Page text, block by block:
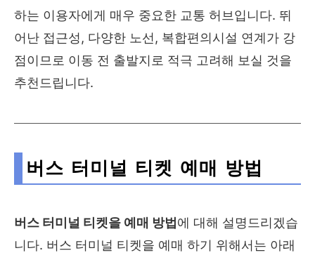
하는 이용자에게 매우 중요한 교통 허브입니다. 뛰
어난 접근성, 다양한 노선, 복합편의시설 연계가 강
점이므로 이동 전 출발지로 적극 고려해 보실 것을
추천드립니다.
버스 터미널 티켓 예매 방법
버스 터미널 티켓을 예매 방법에 대해 설명드리겠습
니다. 버스 터미널 티켓을 예매 하기 위해서는 아래